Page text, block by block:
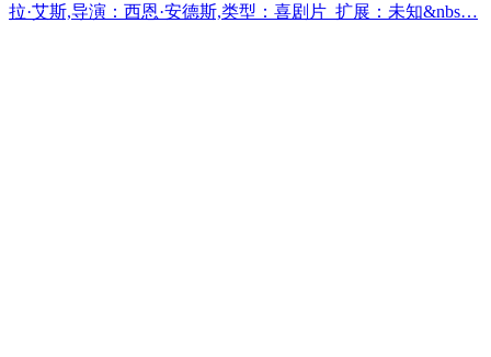
拉·艾斯,导演：西恩·安德斯,类型：喜剧片 扩展：未知&nbs…